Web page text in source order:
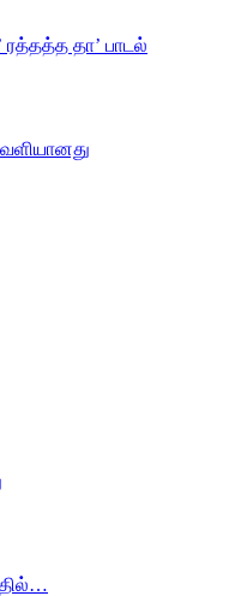
ரத்தத்த தா’ பாடல்